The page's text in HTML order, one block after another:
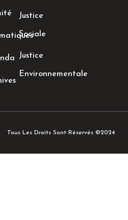
Justice
Sociale
Justice
Environnementale
Tous Les Droits Sont Réservés ©2024